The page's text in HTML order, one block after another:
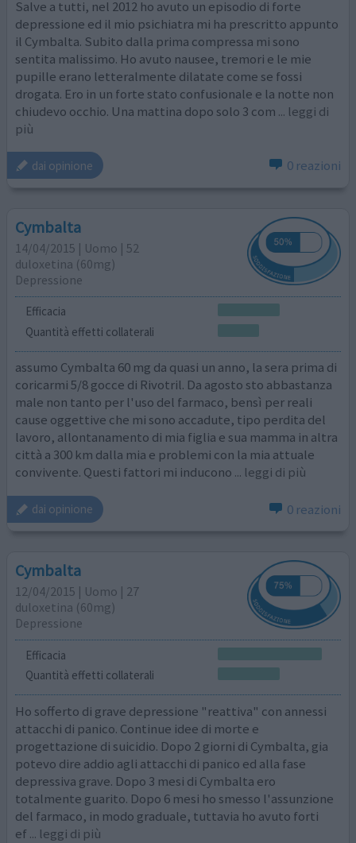
Salve a tutti, nel 2012 ho avuto un episodio di forte
depressione ed il mio psichiatra mi ha prescritto appunto
il Cymbalta. Subito dalla prima compressa mi sono
sentita malissimo. Ho avuto nausee, tremori e le mie
pupille erano letteralmente dilatate come se fossi
drogata. Ero in un forte stato confusionale e la notte non
chiudevo occhio. Una mattina dopo solo 3 com ... leggi di
più
dai opinione 0 reazioni
Cymbalta
14/04/2015 | Uomo | 52
duloxetina (60mg)
Depressione
Efficacia
Quantità effetti collaterali
assumo Cymbalta 60 mg da quasi un anno, la sera prima di
coricarmi 5/8 gocce di Rivotril. Da agosto sto abbastanza
male non tanto per l'uso del farmaco, bensì per reali
cause oggettive che mi sono accadute, tipo perdita del
lavoro, allontanamento di mia figlia e sua mamma in altra
città a 300 km dalla mia e problemi con la mia attuale
convivente. Questi fattori mi inducono ... leggi di più
dai opinione 0 reazioni
Cymbalta
12/04/2015 | Uomo | 27
duloxetina (60mg)
Depressione
Efficacia
Quantità effetti collaterali
Ho sofferto di grave depressione "reattiva" con annessi
attacchi di panico. Continue idee di morte e
progettazione di suicidio. Dopo 2 giorni di Cymbalta, gia
potevo dire addio agli attacchi di panico ed alla fase
depressiva grave. Dopo 3 mesi di Cymbalta ero
totalmente guarito. Dopo 6 mesi ho smesso l'assunzione
del farmaco, in modo graduale, tuttavia ho avuto forti
ef ... leggi di più